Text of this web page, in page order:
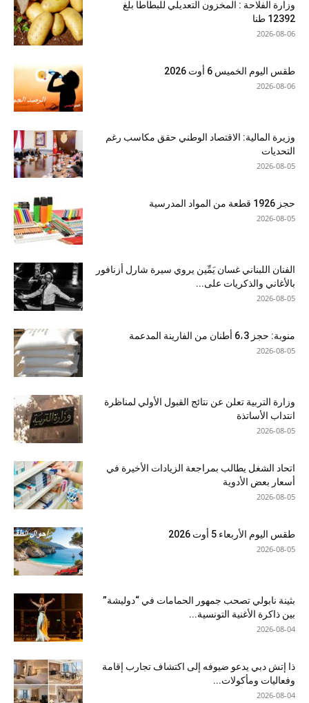
وزارة الفلاحة : المخزون التعديلي للبطاطا بلغ
12392 طنا
2026-08-06
طقس اليوم الخميس 6 أوت 2026
2026-08-06
وزيرة المالية: الاقتصاد الوطني حقق مكاسب رغم
التحديات
2026-08-05
حجز 1926 قطعة من المواد المدرسية
2026-08-05
الفنان اللبناني غسان يَمِّين يروي سيرة شارل أزنافور
بالأغاني والذكريات على...
2026-08-05
منوبة: حجز 6،3 أطنان من الفارينة المدعمة
2026-08-05
وزارة التربية تعلن عن نتائج القبول الأولي لمناظرة
انتداب الأساتذة
2026-08-05
اتحاد الشغل يطالب بمراجعة الزيادات الأخيرة في
أسعار بعض الأدوية
2026-08-05
طقس اليوم الأربعاء 5 أوت 2026
2026-08-05
بثينة نابولي تصحب جمهور الحمامات في “دوليشة”
بين ذاكرة الأغنية التونسية...
2026-08-04
ذا إتش دبي يدعو ضيوفه إلى اكتشاف تجارب إقامة
وفعاليات ومأكولات...
2026-08-04